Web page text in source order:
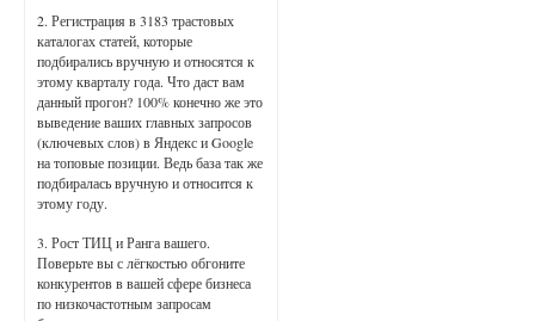
2. Регистрация в 3183 трастовых
каталогах статей, которые
подбирались вручную и относятся к
этому кварталу года. Что даст вам
данный прогон? 100% конечно же это
выведение ваших главных запросов
(ключевых слов) в Яндекс и Google
на топовые позиции. Ведь база так же
подбиралась вручную и относится к
этому году.
3. Рост ТИЦ и Ранга вашего.
Поверьте вы с лёгкостью обгоните
конкурентов в вашей сфере бизнеса
по низкочастотным запросам